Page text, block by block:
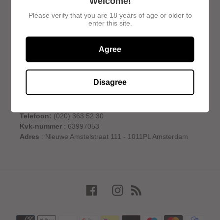
Amsterdamse slijterij
+31 613473962
(12:00 - 20:00 uur)
Telefoon: (020) 363 52 30
Kvk-nummer : 63997053
Adres : Nieuwe Amstelstraat 111 - 1011PL Amsterdam
FacebookInstagram
Betaalmethoden
Please verify that you are 18 years of age or older to
enter this site.
Agree
Disagree